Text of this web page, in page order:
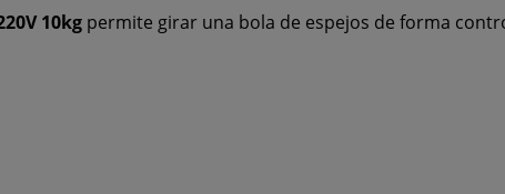
10kgpermite girar una bola de espejos de forma